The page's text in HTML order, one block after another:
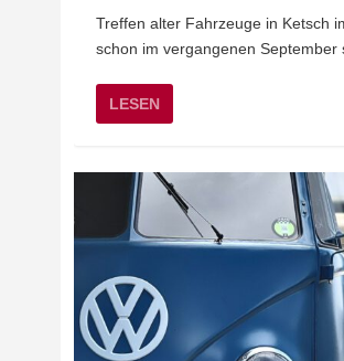
Treffen alter Fahrzeuge in Ketsch
schon im vergangenen September
LESEN